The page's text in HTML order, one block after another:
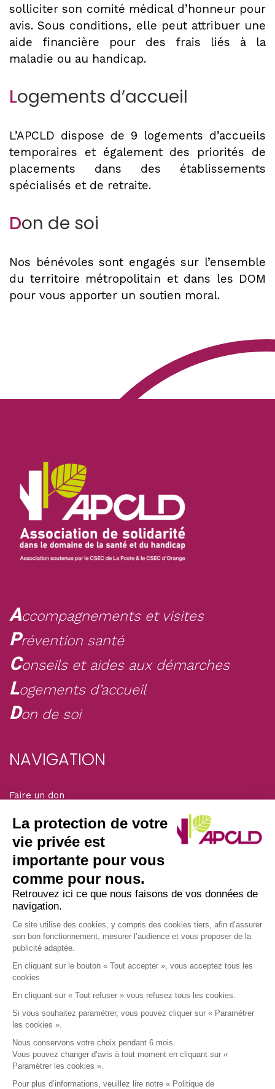
solliciter son comité médical d’honneur pour
avis. Sous conditions, elle peut attribuer une
aide financière pour des frais liés à la
maladie ou au handicap.
Logements d’accueil
L’APCLD dispose de 9 logements d’accueils
temporaires et également des priorités de
placements dans des établissements
spécialisés et de retraite.
Don de soi
Nos bénévolessont engagés sur l’ensemble
du territoire métropolitain et dans les DOM
pour vous apporter un soutien moral.
Accompagnements et visites
Prévention santé
Conseils et aides aux démarches
Logements d’accueil
Don de soi
NAVIGATION
Faire un don
Solidarité magazine
SIÈGE DE L’ASSOCIATION
Nous écrire par courrier postal à l’adresse :
APCLD
45/47 avenue Laplace
94117 ARCUEIL CEDEX
• Nous appeler au : 01 49 12 08 30
• Nous écrire par mail à : apcld@apcld.fr
L’accueil téléphonique est assuré du lundi au vendredi de
8h30 à 12h30 et 13h30 à 17h30.
La protection de votre
vie privée est
importante pour vous
comme pour nous.
Retrouvez ici ce que nous faisons de vos données de
navigation.
Ce site utilise des cookies, y compris des cookies tiers, afin d’assurer
son bon fonctionnement, mesurer l’audience et vous proposer de la
publicité adaptée.
En cliquant sur le bouton « Tout accepter », vous acceptez tous les
cookies
En cliquant sur « Tout refuser » vous refusez tous les cookies.
Si vous souhaitez paramétrer, vous pouvez cliquer sur « Paramétrer
les cookies ».
Nous conservons votre choix pendant 6 mois.
Vous pouvez changer d’avis à tout moment en cliquant sur «
Paramétrer les cookies ».
Pour plus d’informations, veuillez lire notre « Politique de